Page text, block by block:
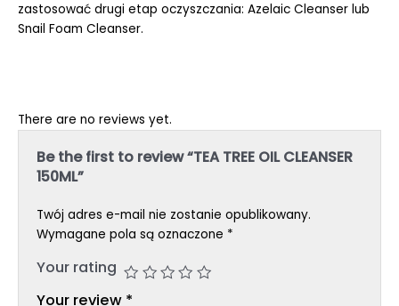
zastosować drugi etap oczyszczania: Azelaic Cleanser lub
Snail Foam Cleanser.
There are no reviews yet.
Be the first to review “TEA TREE OIL CLEANSER
150ML”
Twój adres e-mail nie zostanie opublikowany.
Wymagane pola są oznaczone *
Your rating
Your review *